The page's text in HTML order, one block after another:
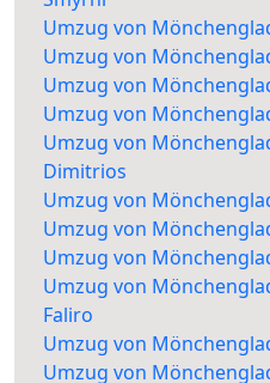
Umzug von
Umzug von
Umzug von
Umzug von
Umzug von
Dimitrios
Umzug von
Umzug von
Umzug von
Umzug von
Faliro
Umzug von
Umzug von